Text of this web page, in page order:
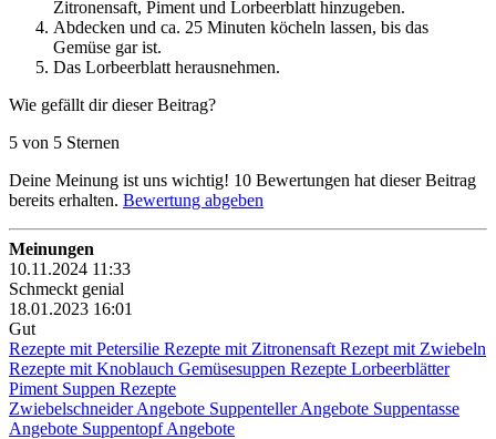
Zitronensaft, Piment und Lorbeerblatt hinzugeben.
Abdecken und ca. 25 Minuten köcheln lassen, bis das
Gemüse gar ist.
Das Lorbeerblatt herausnehmen.
Wie gefällt dir dieser Beitrag?
5 von 5 Sternen
Deine Meinung ist uns wichtig! 10 Bewertungen hat dieser Beitrag
bereits erhalten. Bewertung abgeben
Meinungen
10.11.2024 11:33
Schmeckt genial
18.01.2023 16:01
Gut
Rezepte mit Petersilie Rezepte mit Zitronensaft Rezept mit Zwiebeln
Rezepte mit Knoblauch Gemüsesuppen Rezepte Lorbeerblätter
Piment Suppen Rezepte
Zwiebelschneider Angebote Suppenteller Angebote Suppentasse
Angebote Suppentopf Angebote